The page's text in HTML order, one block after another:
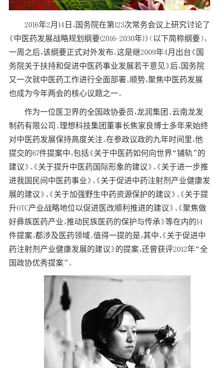
2016年2月14日，国务院在第123次常务会议上研究讨论了
《中医药发展战略规划纲要(2016-2030年)》（以下简称纲要），
一周之后，该纲要正式对外发布。这是继2009年4月出台《国
务院关于扶持和促进中医药事业发展若干意见》后，国务院
又一次就中医药工作进行全面部署。顺势，聚焦中医药发展
也成为今年两会的核心议题之一。
作为一位医卫界的全国政协委员，龙润集团、云南龙发
制药有限公司、理想科技集团董事长焦家良博士多年来始终
对中医药发展保持高度关注。在参政议政的九年时间里，他
提交的67件提案中，包括《关于中医药如何向世界“铺轨”的
建议》、《关于提升中医药国际形象的建议》、《关于进一步推
进我国民间中医药事业》、《关于促进中药注射剂产业健康发
展的建议》、《关于加强野生中药资源保护的建议》、《关于提
升OTC产业战略地位以促进医改顺利推进的建议》、《聚焦做
好彝族医药产业，推动民族医药的保护与传承》等在内的14
件提案，都涉及医药领域。值得一提的是，其中，《关于促进中
药注射剂产业健康发展的建议》的提案，还曾获评2012年“全
国政协优秀提案”。